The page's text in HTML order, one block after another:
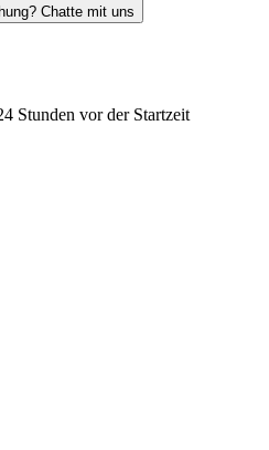
Chatte mit uns
Stunden vor der Startzeit